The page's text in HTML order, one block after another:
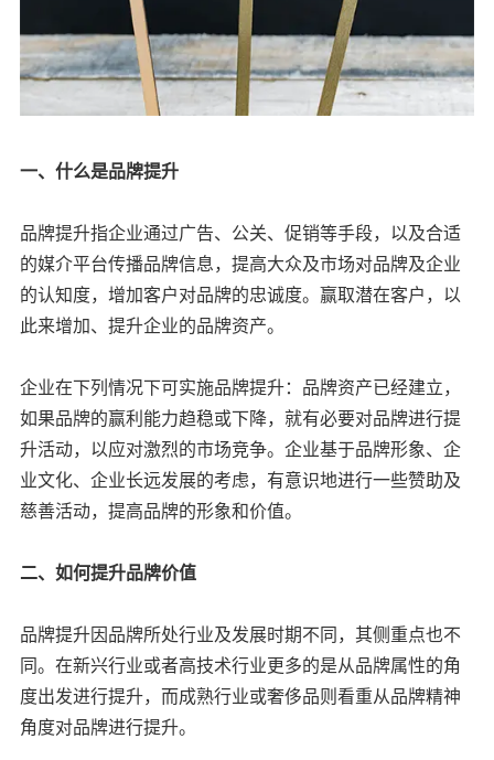
一、什么是品牌提升
品牌提升指企业通过广告、公关、促销等手段，以及合适
的媒介平台传播品牌信息，提高大众及市场对品牌及企业
的认知度，增加客户对品牌的忠诚度。赢取潜在客户，以
此来增加、提升企业的品牌资产。
企业在下列情况下可实施品牌提升：品牌资产已经建立，
如果品牌的赢利能力趋稳或下降，就有必要对品牌进行提
升活动，以应对激烈的市场竞争。企业基于品牌形象、企
业文化、企业长远发展的考虑，有意识地进行一些赞助及
慈善活动，提高品牌的形象和价值。
二、如何提升品牌价值
品牌提升因品牌所处行业及发展时期不同，其侧重点也不
同。在新兴行业或者高技术行业更多的是从品牌属性的角
度出发进行提升，而成熟行业或奢侈品则看重从品牌精神
角度对品牌进行提升。